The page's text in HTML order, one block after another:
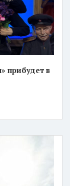
прибудет в